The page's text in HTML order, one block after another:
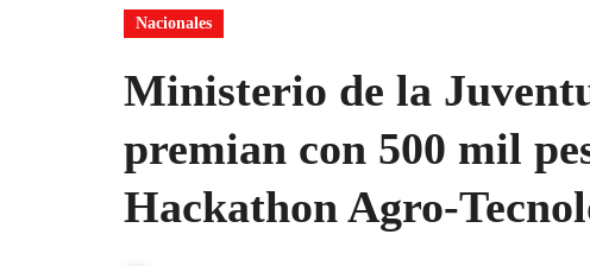
Nacionales
Ministerio de la
premian con 500 mil
Hackathon Agro-